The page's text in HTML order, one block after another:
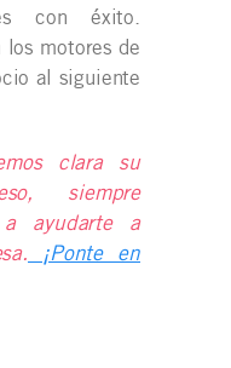
con éxito.
los motores de
al siguiente
clara su
siempre
a ayudarte a
¡Ponte en